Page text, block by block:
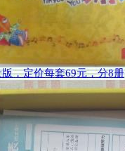
，定价每套69元，分8册